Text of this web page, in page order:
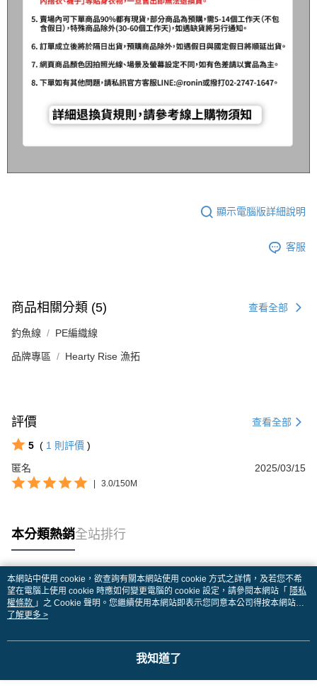
顯示電腦版詳細說明
客服
商品相關分類 (5) 查看全部
釣魚線 PE編織線
品牌專區 Hearty Rise 漁拓
評價 查看全部
5 ( 1 則評價 )
匿名
2025/03/15
3.0/150M
本分類熱銷全站排行
熱門標籤
本網站中使用 cookie，欲查詢有關本網站使用 cookie 方式之詳情，及若您不希
望在電腦上使用 cookie 時應如何變更電腦的 cookie 設定，請參閱本網站「 隱私
權條款 」之 Cookie 聲明。您繼續使用本網站即表示您同意本公司得按本網站使
用條款之 Cookie 聲明使用 cookie。
了解更多 >
我知道了